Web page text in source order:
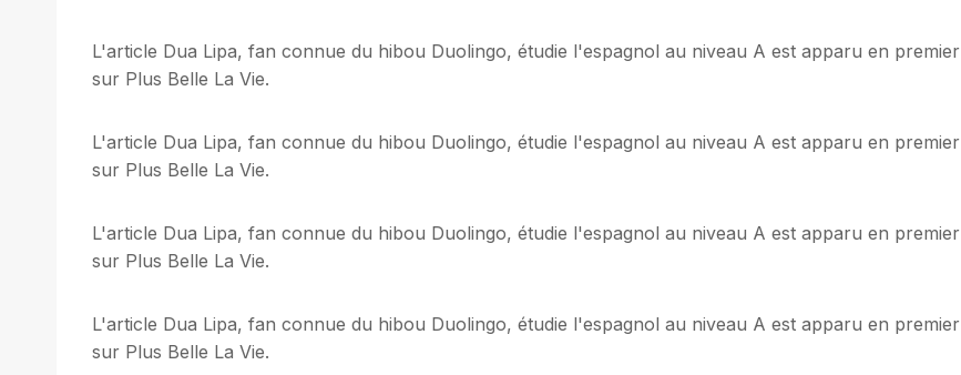
L'article Dua Lipa, fan connue du hibou Duolingo, étudie l'espagnol au niveau A est apparu en premier
sur Plus Belle La Vie.
L'article Dua Lipa, fan connue du hibou Duolingo, étudie l'espagnol au niveau A est apparu en premier
sur Plus Belle La Vie.
L'article Dua Lipa, fan connue du hibou Duolingo, étudie l'espagnol au niveau A est apparu en premier
sur Plus Belle La Vie.
L'article Dua Lipa, fan connue du hibou Duolingo, étudie l'espagnol au niveau A est apparu en premier
sur Plus Belle La Vie.